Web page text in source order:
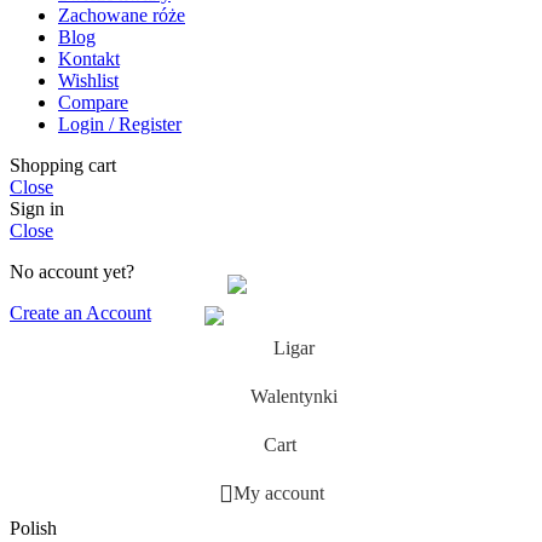
Zachowane róże
Blog
Kontakt
Wishlist
Compare
Login / Register
Shopping cart
Close
Sign in
Close
No account yet?
Create an Account
Ligar
Walentynki
Cart
My account
Polish